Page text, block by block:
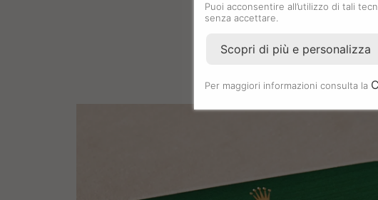
Puoi acconsentire all’utilizzo di tali
senza accettare.
Scopri di più e personalizza
Per maggiori informazioni consulta la